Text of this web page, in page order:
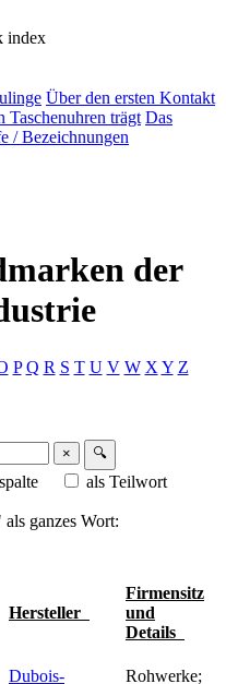
index
Über den ersten Kontakt
Taschenuhren trägt Das
/ Bezeichnungen
der
P Q R S T U V W X Y Z
× 🔍
als Teilwort
ganzes Wort:
Hersteller
Firmensitz
und
Details
Dubois-
Rohwerke;